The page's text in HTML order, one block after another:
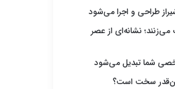
طراحی و اجرا می‌شود
نشانه‌ای از عصر
شما تبدیل می‌شود
سخت است؟